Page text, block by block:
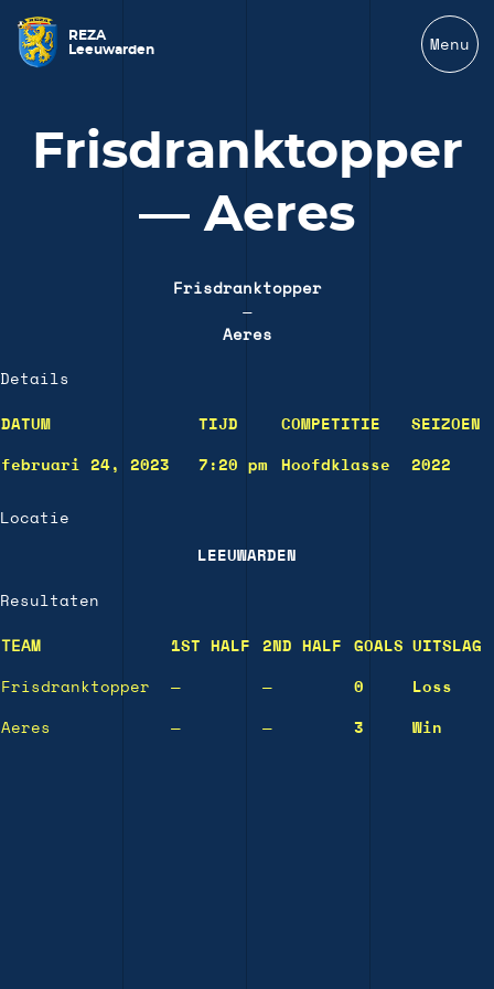
REZA
Leeuwarden
Menu
Frisdranktopper
— Aeres
Frisdranktopper
—
Aeres
Details
DATUM TIJD COMPETITIE SEIZOEN
februari 24, 2023 7:20 pm Hoofdklasse 2022
Locatie
LEEUWARDEN
Resultaten
TEAM 1ST HALF 2ND HALF GOALS UITSLAG
Frisdranktopper — — 0 Loss
Aeres — — 3 Win